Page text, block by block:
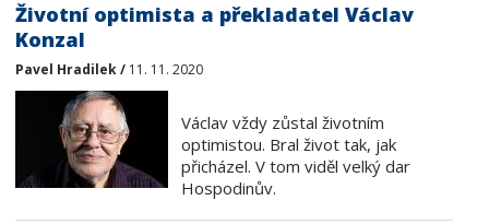
Životní optimista a překladatel Václav
Konzal
Pavel Hradilek / 11. 11. 2020
Václav vždy zůstal životním
optimistou. Bral život tak, jak
přicházel. V tom viděl velký dar
Hospodinův.